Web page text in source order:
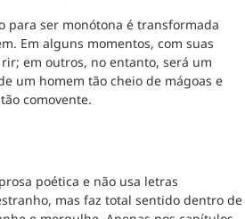
para ser monótona é transformada
Em alguns momentos, com suas
em outros, no entanto, será um
um homem tão cheio de mágoas e
comovente.
poética e não usa letras
mas faz total sentido dentro de